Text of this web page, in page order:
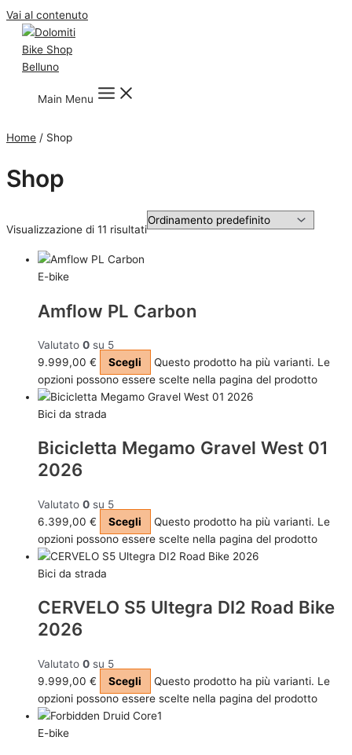
Vai al contenuto
Main Menu
Home / Shop
Shop
Visualizzazione di 11 risultati
E-bike
Amflow PL Carbon
Valutato 0 su 5
9.999,00 € Scegli
Questo prodotto ha più varianti. Le
opzioni possono essere scelte nella pagina del prodotto
Bici da strada
Bicicletta Megamo Gravel West 01
2026
Valutato 0 su 5
6.399,00 € Scegli
Questo prodotto ha più varianti. Le
opzioni possono essere scelte nella pagina del prodotto
Bici da strada
CERVELO S5 Ultegra DI2 Road Bike
2026
Valutato 0 su 5
9.999,00 € Scegli
Questo prodotto ha più varianti. Le
opzioni possono essere scelte nella pagina del prodotto
E-bike